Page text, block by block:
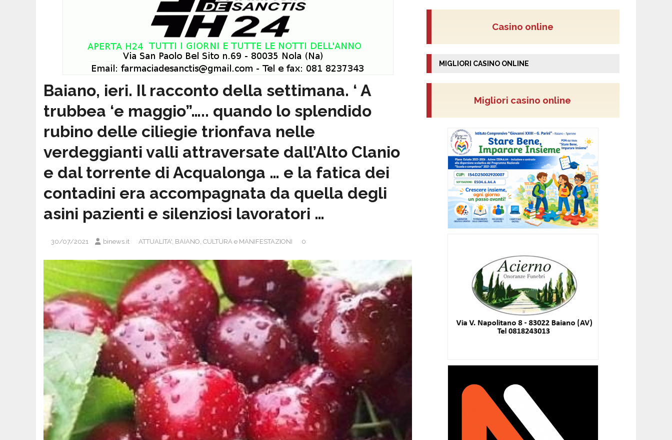
Baiano, ieri. Il racconto della settimana. ‘ A
trubbea ‘e maggio”….. quando lo splendido
rubino delle ciliegie trionfava nelle
verdeggianti valli attraversate dall’Alto Clanio
e dal torrente di Acqualonga … e la fatica dei
contadini era accompagnata da quella degli
asini pazienti e silenziosi lavoratori …
30/07/2021 binews.it ATTUALITA', BAIANO, CULTURA e MANIFESTAZIONI 0
Casino online
MIGLIORI CASINO ONLINE
Migliori casino online